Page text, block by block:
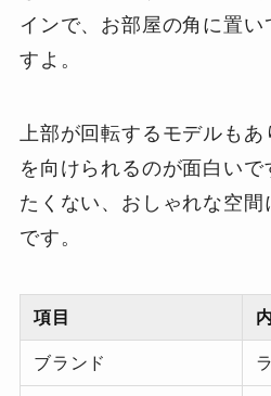
インで、お部屋の角に置い
すよ。
上部が回転するモデルも
を向けられるのが面白いで
たくない、おしゃれな空
です。
項目
ブランド